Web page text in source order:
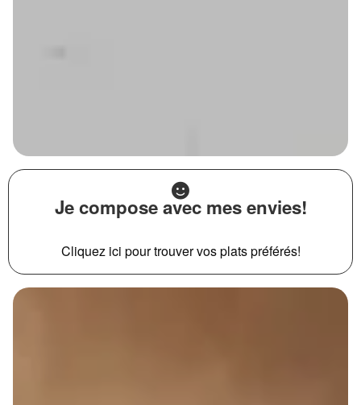
Je compose avec mes envies!
Cliquez ici pour trouver vos plats préférés!